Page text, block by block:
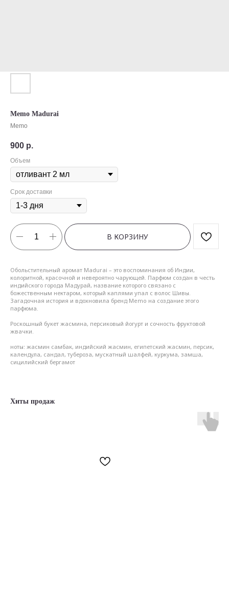
Memo Madurai
Memo
900 р.
Объем
Срок доставки
В КОРЗИНУ
Обольстительный аромат Madurai – это воспоминания об Индии,
колоритной, красочной и невероятно чарующей. Парфюм создан в честь
индийского города Мадурай, название которого связано с
божественным нектаром, который каплями упал с волос Шивы.
Загадочная история и вдохновила бренд Memo на создание этого
парфюма.
Роскошный букет жасмина, персиковый йогурт и сочность фруктовой
жвачки.
ноты: жасмин самбак, индийский жасмин, египетский жасмин, персик,
календула, сандал, тубероза, мускатный шалфей, куркума, замша,
сицилийский бергамот
Хиты продаж